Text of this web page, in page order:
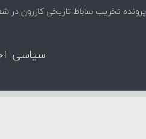
پرونده تخریب ساباط تاریخی کازرون
سیاسی